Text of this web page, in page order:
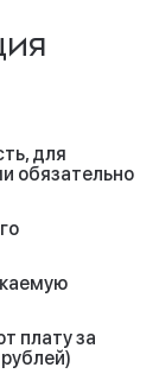
для
обязательно
плату за